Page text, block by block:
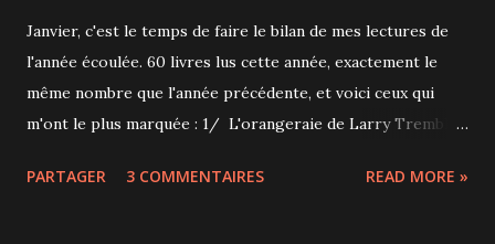
Janvier, c'est le temps de faire le bilan de mes lectures de
l'année écoulée. 60 livres lus cette année, exactement le
même nombre que l'année précédente, et voici ceux qui
m'ont le plus marquée : 1/ L'orangeraie de Larry Tremblay
texte qui fait cruellement écho à l'actualité : Amed et Aziz
PARTAGER 3 COMMENTAIRES READ MORE »